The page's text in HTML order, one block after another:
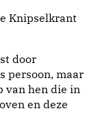
Knipselkrant
door
persoon, maar
van hen die in
en deze